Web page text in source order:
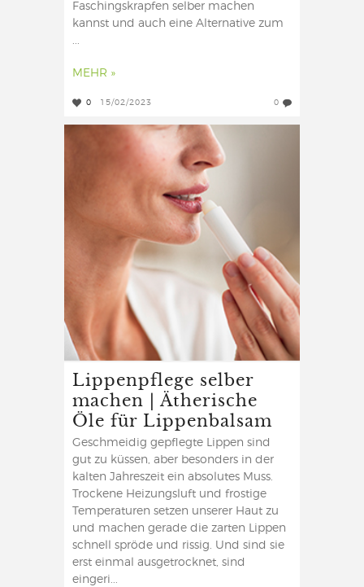
Faschingskrapfen selber machen
kannst und auch eine Alternative zum
...
MEHR »
0 15/02/2023 0
Lippenpflege selber
machen | Ätherische
Öle für Lippenbalsam
Geschmeidig gepflegte Lippen sind
gut zu küssen, aber besonders in der
kalten Jahreszeit ein absolutes Muss.
Trockene Heizungsluft und frostige
Temperaturen setzen unserer Haut zu
und machen gerade die zarten Lippen
schnell spröde und rissig. Und sind sie
erst einmal ausgetrocknet, sind
eingeri...